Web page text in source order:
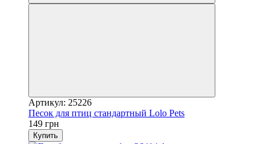
Артикул: 25226
Песок для птиц стандартный Lolo Pets
149 грн
Купить